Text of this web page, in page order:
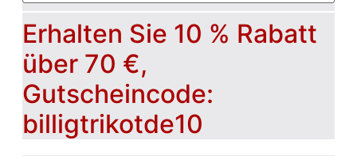
Erhalten Sie 10 % Rabatt
über 70 €,
Gutscheincode:
billigtrikotde10